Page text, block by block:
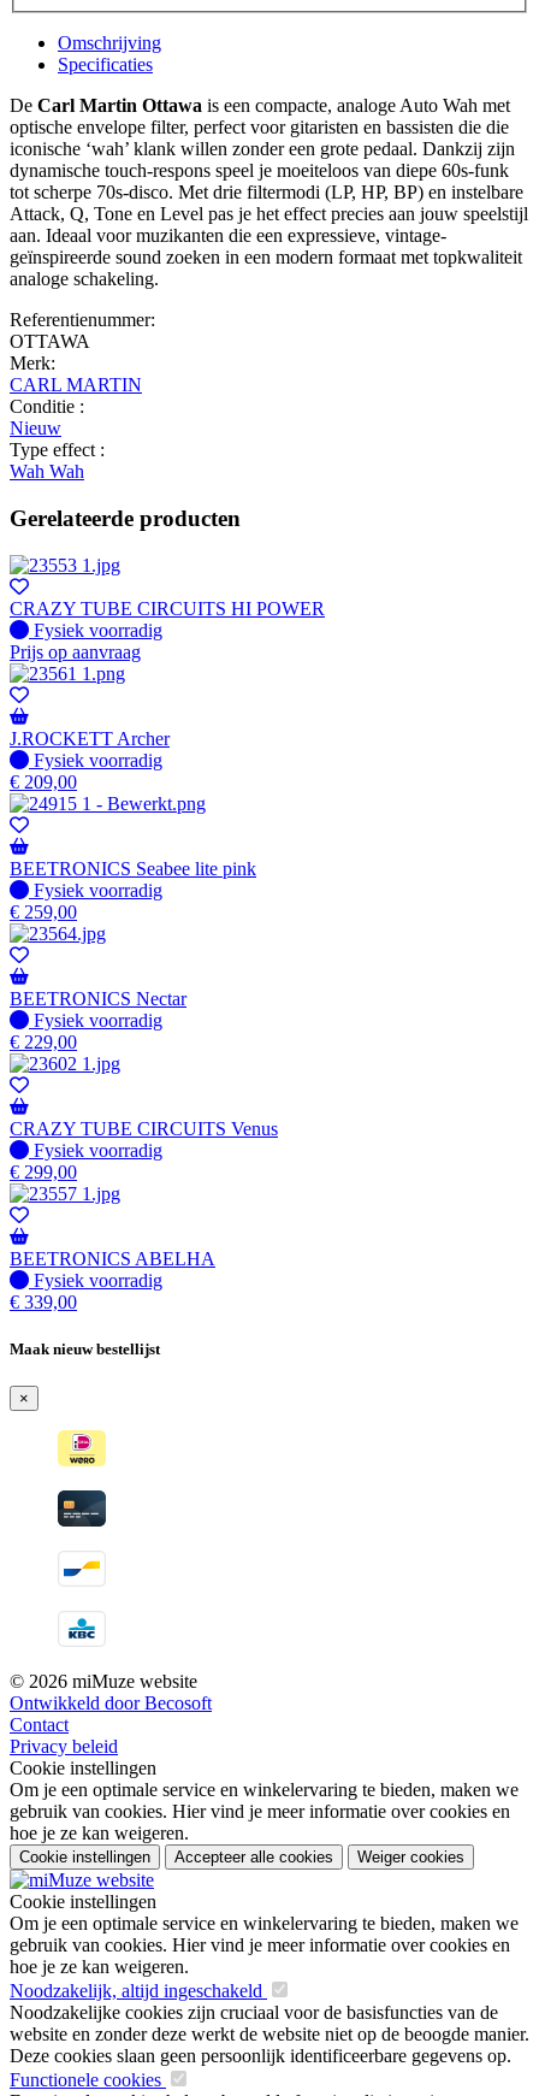
Omschrijving
Specificaties
De Carl Martin Ottawa is een compacte, analoge Auto Wah met
optische envelope filter, perfect voor gitaristen en bassisten die die
iconische ‘wah’ klank willen zonder een grote pedaal. Dankzij zijn
dynamische touch-respons speel je moeiteloos van diepe 60s-funk
tot scherpe 70s-disco. Met drie filtermodi (LP, HP, BP) en instelbare
Attack, Q, Tone en Level pas je het effect precies aan jouw speelstijl
aan. Ideaal voor muzikanten die een expressieve, vintage-
geïnspireerde sound zoeken in een modern formaat met topkwaliteit
analoge schakeling.
Referentienummer:
OTTAWA
Merk:
CARL MARTIN
Conditie :
Nieuw
Type effect :
Wah Wah
Gerelateerde producten
CRAZY TUBE CIRCUITS HI POWER
Fysiek voorradig
Fysiek voorradig
Prijs op aanvraag
J.ROCKETT Archer
Fysiek voorradig
Fysiek voorradig
€ 209,00
BEETRONICS Seabee lite pink
Fysiek voorradig
Fysiek voorradig
€ 259,00
BEETRONICS Nectar
Fysiek voorradig
Fysiek voorradig
€ 229,00
CRAZY TUBE CIRCUITS Venus
Fysiek voorradig
Fysiek voorradig
€ 299,00
BEETRONICS ABELHA
Fysiek voorradig
Fysiek voorradig
€ 339,00
Maak nieuw bestellijst
×
© 2026 miMuze website
Ontwikkeld door Becosoft
Contact
Privacy beleid
Cookie instellingen
Om je een optimale service en winkelervaring te bieden, maken we
gebruik van cookies. Hier vind je meer informatie over cookies en
hoe je ze kan weigeren.
Cookie instellingen Accepteer alle cookies Weiger cookies
Cookie instellingen
Om je een optimale service en winkelervaring te bieden, maken we
gebruik van cookies. Hier vind je meer informatie over cookies en
hoe je ze kan weigeren.
Noodzakelijk, altijd ingeschakeld
Noodzakelijke cookies zijn cruciaal voor de basisfuncties van de
website en zonder deze werkt de website niet op de beoogde manier.
Deze cookies slaan geen persoonlijk identificeerbare gegevens op.
Functionele cookies